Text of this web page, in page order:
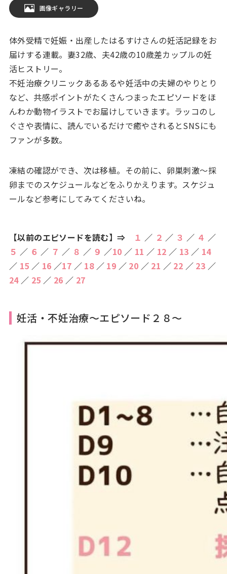
画像ギャラリー
体外受精で妊娠・出産したはるすけさんの妊活記録をお
届けする連載。妻32歳、夫42歳の10歳差カップルの妊
活ヒストリー。
不妊治療クリニックあるあるや妊活中の夫婦のやりとり
など、共感ポイントがたくさんつまったエピソードをほ
んわか動物イラストでお届けしていきます。ラッコのし
ぐさや表情に、読んでいるだけで癒やされるとSNSにも
ファンが多数。
凍結の確認ができ、次は移植。その前に、卵巣刺激～採
卵までのスケジュールなどをふりかえります。スケジュ
ールなど参考にしてみてくださいね。
【以前のエピソードを読む】⇒ １ ／ ２ ／ ３ ／ ４ ／
５ ／ ６ ／ ７ ／ ８ ／ ９ ／10 ／ 11 ／ 12 ／ 13 ／ 14
／ 15 ／ 16 ／17 ／ 18／ 19 ／ 20 ／ 21 ／ 22 ／ 23 ／
24／ 25 ／ 26 ／ 27
妊活・不妊治療～エピソード２８～